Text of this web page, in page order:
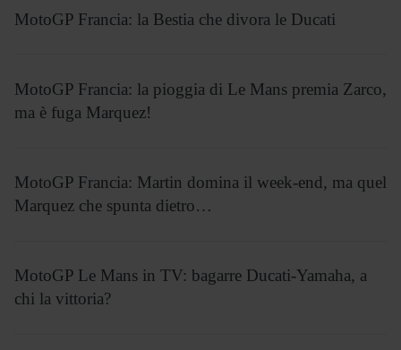
MotoGP Francia: la Bestia che divora le Ducati
MotoGP Francia: la pioggia di Le Mans premia Zarco,
ma è fuga Marquez!
MotoGP Francia: Martin domina il week-end, ma quel
Marquez che spunta dietro…
MotoGP Le Mans in TV: bagarre Ducati-Yamaha, a
chi la vittoria?